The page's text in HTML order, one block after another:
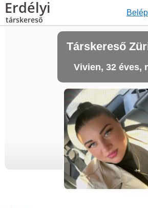
Erdélyi
társkereső
Társkereső
Vivien, 32 éves,